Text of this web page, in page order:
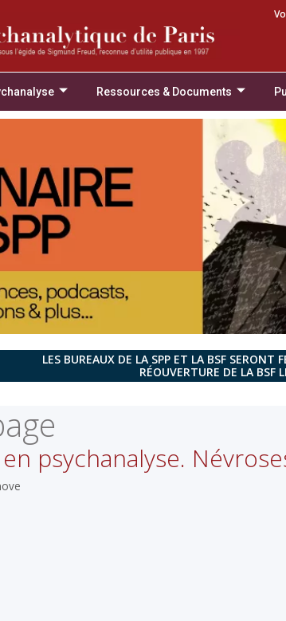
Ressources & Documents
LES BUREAUX DE LA SPP ET LA BSF
RÉOUVERTURE DE LA BSF
psychanalyse.